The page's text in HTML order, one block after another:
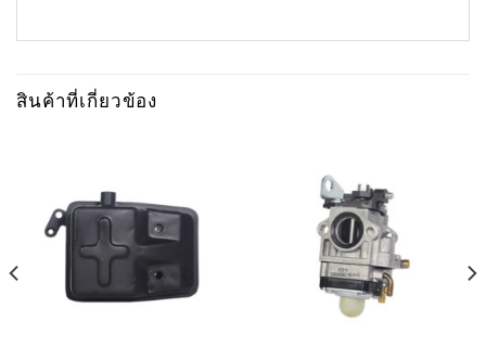
สินค้าที่เกี่ยวข้อง